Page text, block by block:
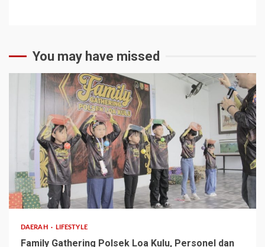
You may have missed
1 min read
DAERAH LIFESTYLE
Family Gathering Polsek Loa Kulu, Personel dan